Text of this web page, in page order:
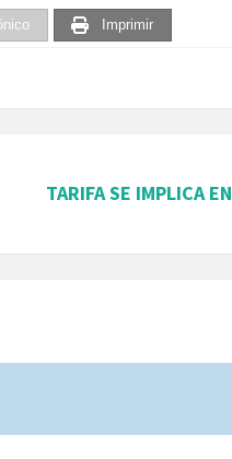
Imprimir
TARIFA SE IMPLICA